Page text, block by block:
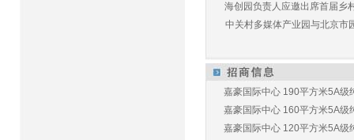
海创园负责人应邀出席首届乡
中关村多媒体产业园与北京市
嘉豪国际中心 190平方米5A级
嘉豪国际中心 160平方米5A级
嘉豪国际中心 120平方米5A级